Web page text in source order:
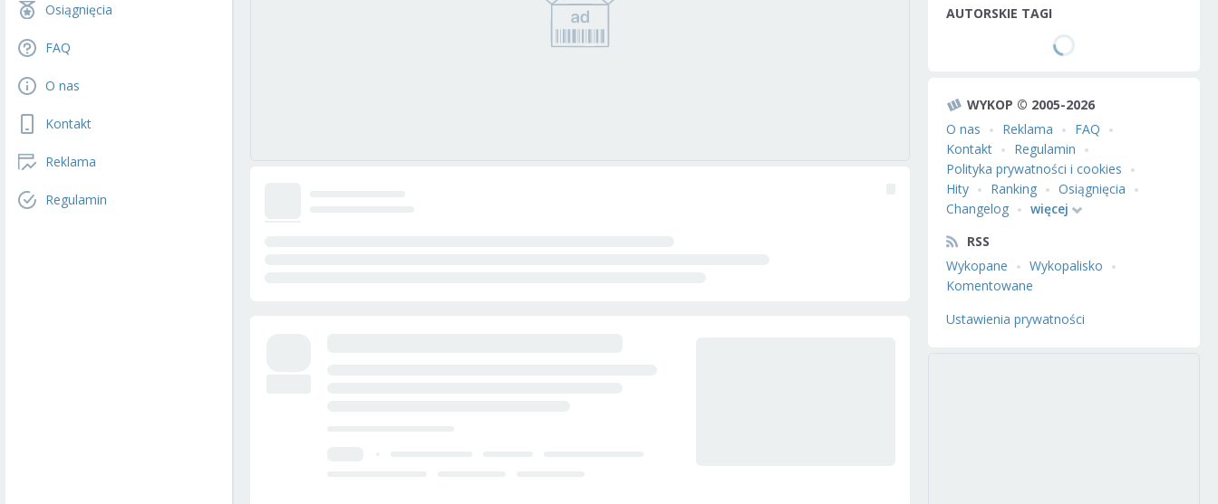
Osiągnięcia
FAQ
O nas
Kontakt
Reklama
Regulamin
AUTORSKIE TAGI
WYKOP © 2005-2026
O nas
Reklama
FAQ
Kontakt
Regulamin
Polityka prywatności i cookies
Hity
Ranking
Osiągnięcia
Changelog
więcej
RSS
Wykopane
Wykopalisko
Komentowane
Ustawienia prywatności